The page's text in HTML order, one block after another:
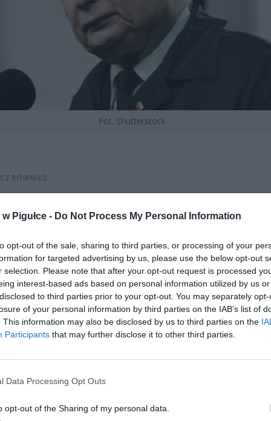
Pigułce - Do Not Process My Personal Information
opt-out of the sale, sharing to third parties, or processing of your
for targeted advertising by us, please use the below opt-out
selection. Please note that after your opt-out request is processed
interest-based ads based on personal information utilized by us
to third parties prior to your opt-out. You may separately
of your personal information by third parties on the IAB’s list of
This information may also be disclosed by us to third parties on the
Participants that may further disclose it to other third parties.
Data Processing Opt Outs
opt-out of the Sharing of my personal data.
Fot. Shutterstock
RÓWNIEŻ:
przecenił hit do kuchni. Air fryer tańszy aż o 150 zł, a to
dla milionów polskich rodzin. ZUS wypłacił już 173 mln
wciąż można składać
2026 12:56